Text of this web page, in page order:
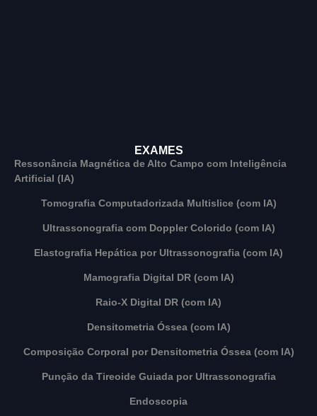
EXAMES
Ressonância Magnética de Alto Campo com Inteligência
Artificial (IA)
Tomografia Computadorizada Multislice (com IA)
Ultrassonografia com Doppler Colorido (com IA)
Elastografia Hepática por Ultrassonografia (com IA)
Mamografia Digital DR (com IA)
Raio-X Digital DR (com IA)
Densitometria Óssea (com IA)
Composição Corporal por Densitometria Óssea (com IA)
Punção da Tireoide Guiada por Ultrassonografia
Endoscopia